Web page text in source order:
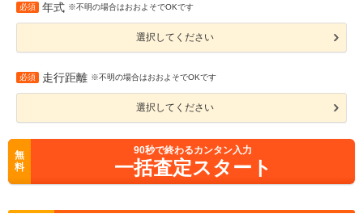
必須 年式 ※不明の場合はおおよそでOKです
選択してください
必須 走行距離 ※不明の場合はおおよそでOKです
選択してください
無
料
90秒で終わるカンタン入力
一括査定スタート